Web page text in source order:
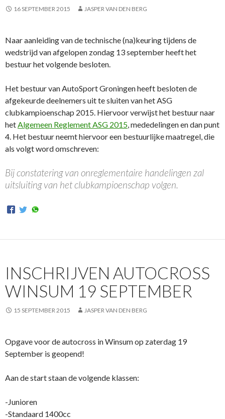
16 SEPTEMBER 2015 JASPER VAN DEN BERG
Naar aanleiding van de technische (na)keuring tijdens de
wedstrijd van afgelopen zondag 13 september heeft het
bestuur het volgende besloten.
Het bestuur van AutoSport Groningen heeft besloten de
afgekeurde deelnemers uit te sluiten van het ASG
clubkampioenschap 2015. Hiervoor verwijst het bestuur naar
hetAlgemeen Reglement ASG 2015, mededelingen en dan punt
4. Het bestuur neemt hiervoor een bestuurlijke maatregel, die
als volgt word omschreven:
Bij constatering van onreglementaire handelingen zal
uitsluiting van het clubkampioenschap volgen.
INSCHRIJVEN AUTOCROSS
WINSUM 19 SEPTEMBER
15 SEPTEMBER 2015 JASPER VAN DEN BERG
Opgave voor de autocross in Winsum op zaterdag 19
September is geopend!
Aan de start staan de volgende klassen:
-Junioren
-Standaard 1400cc